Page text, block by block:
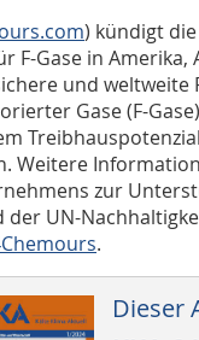
) kündigt
F-Gase in
und
Gase (F-
Weitere
zur
UN-
.
Dieser